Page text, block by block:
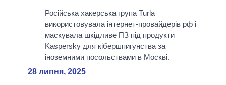
Російська хакерська група Turla
використовувала інтернет-провайдерів рф і
маскувала шкідливе ПЗ під продукти
Kaspersky для кібершпигунства за
іноземними посольствами в Москві.
28 липня, 2025